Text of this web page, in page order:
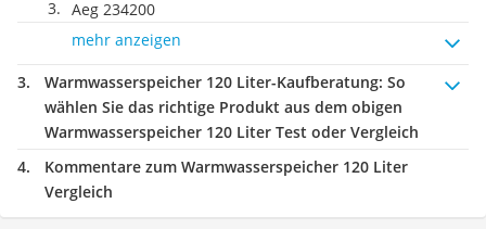
Aeg 234200
mehr anzeigen
Warmwasserspeicher 120 Liter-Kaufberatung: So
wählen Sie das richtige Produkt aus dem obigen
Warmwasserspeicher 120 Liter Test oder Vergleich
Kommentare zum Warmwasserspeicher 120 Liter
Vergleich